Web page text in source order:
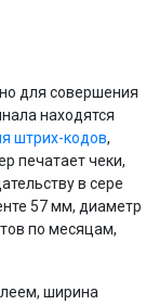
для совершения
находятся
штрих-кодов,
печатает чеки,
в сере
57 мм, диаметр
по месяцам,
ширина